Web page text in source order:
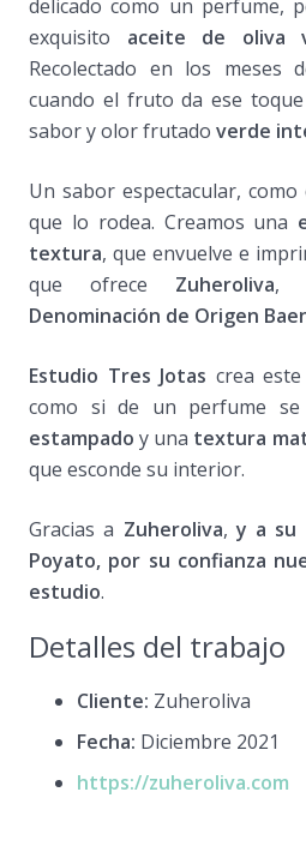
delicado como un perfume,
exquisito aceite de oliva
Recolectado en los meses
cuando el fruto da ese
sabor y olor frutado verde
Un sabor espectacular, como
que lo rodea. Creamos una
textura, que envuelve e
que ofrece Zuheroliva,
Denominación de Origen
Estudio Tres Jotas crea este
como si de un perfume se
estampado y una textura
que esconde su interior.
Gracias a Zuheroliva,y a su
Poyato, por su confianza
estudio.
Detalles del trabajo
Cliente: Zuheroliva
Fecha: Diciembre 2021
https://zuheroliva.com